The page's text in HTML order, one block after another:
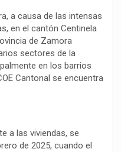
a causa de las intensas
en el cantón Centinela
de Zamora
sectores de la
en los barrios
Cantonal se encuentra
a las viviendas, se
de 2025, cuando el